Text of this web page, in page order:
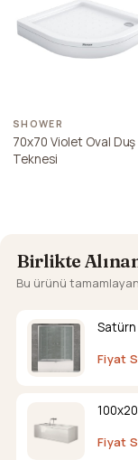
SHOWER
70x70 Violet Oval Duş
Teknesi
Birlikte
Bu ürünü
Satürn
Fiyat
Fiyat